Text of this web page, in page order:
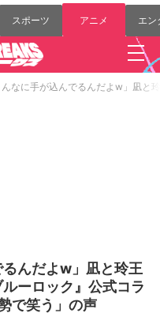
スポーツ アニメ エン
んなに手が込んでるんだよw」凪
るんだよw」凪と玲王
ーロック』公式コラ
で笑う」の声